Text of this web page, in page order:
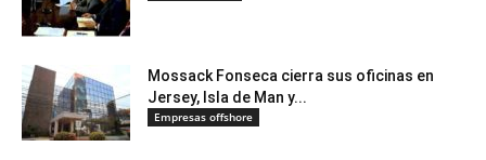
Mossack Fonseca cierra sus oficinas en
Jersey, Isla de Man y...
Empresas offshore